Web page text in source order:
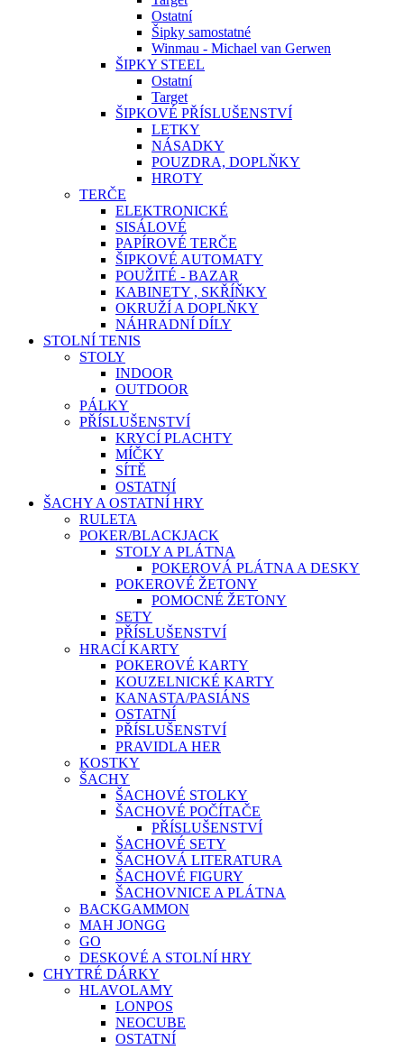
Ostatní
Šipky samostatné
Winmau - Michael van Gerwen
ŠIPKY STEEL
Ostatní
Target
ŠIPKOVÉ PŘÍSLUŠENSTVÍ
LETKY
NÁSADKY
POUZDRA, DOPLŇKY
HROTY
TERČE
ELEKTRONICKÉ
SISÁLOVÉ
PAPÍROVÉ TERČE
ŠIPKOVÉ AUTOMATY
POUŽITÉ - BAZAR
KABINETY , SKŘÍŇKY
OKRUŽÍ A DOPLŇKY
NÁHRADNÍ DÍLY
STOLNÍ TENIS
STOLY
INDOOR
OUTDOOR
PÁLKY
PŘÍSLUŠENSTVÍ
KRYCÍ PLACHTY
MÍČKY
SÍTĚ
OSTATNÍ
ŠACHY A OSTATNÍ HRY
RULETA
POKER/BLACKJACK
STOLY A PLÁTNA
POKEROVÁ PLÁTNA A DESKY
POKEROVÉ ŽETONY
POMOCNÉ ŽETONY
SETY
PŘÍSLUŠENSTVÍ
HRACÍ KARTY
POKEROVÉ KARTY
KOUZELNICKÉ KARTY
KANASTA/PASIÁNS
OSTATNÍ
PŘÍSLUŠENSTVÍ
PRAVIDLA HER
KOSTKY
ŠACHY
ŠACHOVÉ STOLKY
ŠACHOVÉ POČÍTAČE
PŘÍSLUŠENSTVÍ
ŠACHOVÉ SETY
ŠACHOVÁ LITERATURA
ŠACHOVÉ FIGURY
ŠACHOVNICE A PLÁTNA
BACKGAMMON
MAH JONGG
GO
DESKOVÉ A STOLNÍ HRY
CHYTRÉ DÁRKY
HLAVOLAMY
LONPOS
NEOCUBE
OSTATNÍ